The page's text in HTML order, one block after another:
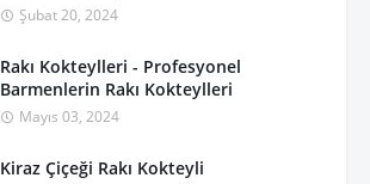
Şubat 20, 2024
Rakı Kokteylleri - Profesyonel
Barmenlerin Rakı Kokteylleri
Mayıs 03, 2024
Kiraz Çiçeği Rakı Kokteyli